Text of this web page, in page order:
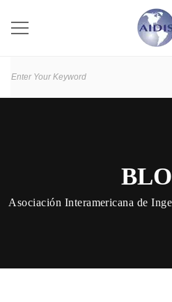
Asociación Interamericana de